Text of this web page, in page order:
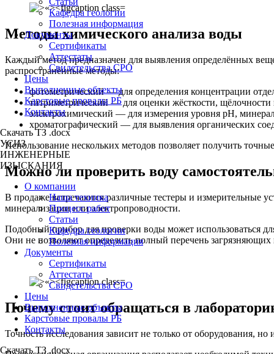
Кафедра геологии
Полезная информация
Документы
Сертификаты
Аттестаты
Свидетельства СРО
Цены
Выполненные объекты
Карстовые провалы РБ
Контакты
Скачать ТЗ .docx
УСИЗ
ИНЖЕНЕРНЫЕ
ИЗЫСКАНИЯ
О компании
Наша техника
Процесс работ
Статьи
Кафедра геологии
Полезная информация
Документы
Сертификаты
Аттестаты
Свидетельства СРО
Цены
Выполненные объекты
Карстовые провалы РБ
Контакты
Скачать ТЗ .docx
Методы химического анализа воды
Каждый метод предназначен для выявления определённых
распространённые методы:
фотометрический — для определения концентрации
титриметрический — для оценки жёсткости, щёлочности
электрохимический — для измерения уровня pH,
хроматографический — для выявления органических
Использование нескольких методов позволяет получить
Можно ли проверить воду
В продаже встречаются различные тестеры и измерительные
минерализации или электропроводности.
Подобный прибор для проверки воды может использоваться
Они не позволяют определить полный перечень
Почему стоит обращаться в
Точность исследования зависит не только от оборудования,